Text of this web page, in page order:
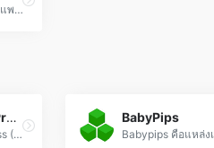
TradingView คือแพลตฟอร์มวิเคราะห์ตลาดการเงินแบบเรียลไทม์ พร้อมเครื่องมือเทคนิคอลครบถ้วน สำหรับเทรด Forex, หุ้น, และคริปโตฯ โดยนักลงทุนกว่า 100 ล้านคนทั่วโลก
Associated Press (AP)
Associated Press (AP) ข่าวฟอเร็กซ์ที่อัปเดตตลอดเวลา นำเสนอข้อมูลอัตราแลกเปลี่ยน การวิเคราะห์ตลาด และข่าวสารการเงินทั่วโลกอย่างมืออาชีพ
BabyPips